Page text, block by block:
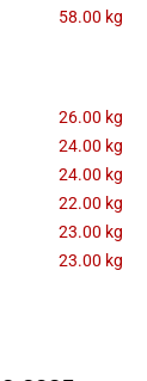
58.00 kg
26.00 kg
24.00 kg
24.00 kg
22.00 kg
23.00 kg
23.00 kg